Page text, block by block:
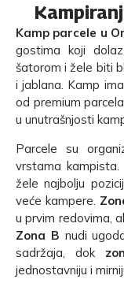
Kamp parcele u
gostima koji
šatorom i žele biti
i jablana. Kamp ima
od premium
u unutrašnjosti
Parcele su
vrstama kampista.
žele najbolju
veće kampere.
u prvim redovima,
Zona B nudi
sadržaja, dok
jednostavniju i